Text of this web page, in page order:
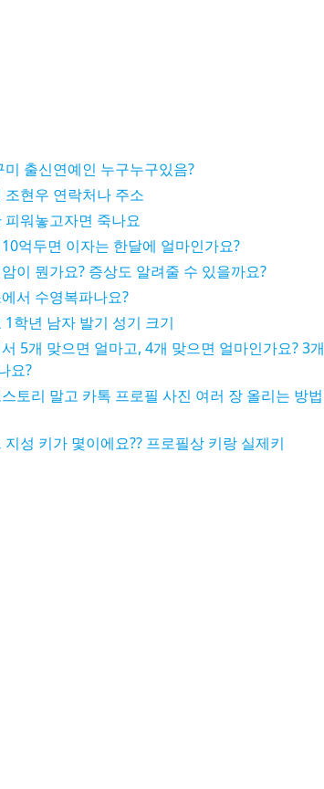
미 출신연예인 누구누구있음?
조현우 연락처나 주소
피워놓고자면 죽나요
억두면 이자는 한달에 얼마인가요?
이 뭔가요? 증상도 알려줄 수 있을까요?
서 수영복파나요?
1학년 남자 발기 성기 크기
5개 맞으면 얼마고, 4개 맞으면 얼마인가요? 3개
요?
토리 말고 카톡 프로필 사진 여러 장 올리는 방법
지성 키가 몇이에요?? 프로필상 키랑 실제키